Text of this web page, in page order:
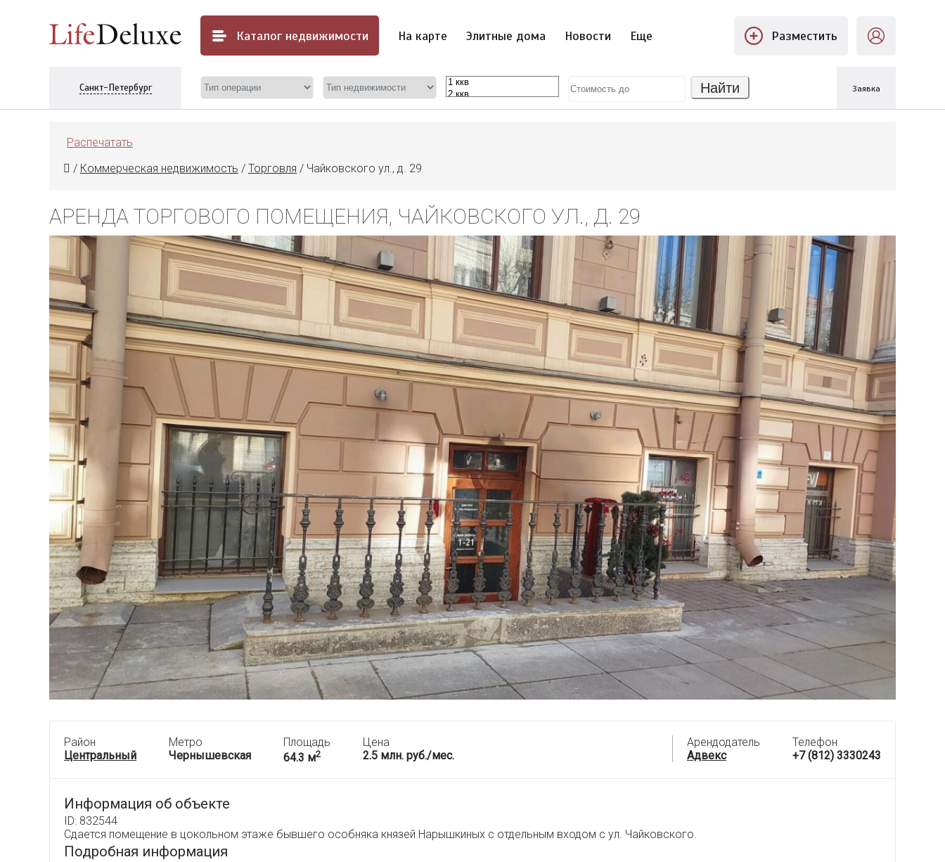
Каталог недвижимости На карте Элитные дома Новости Еще Разместить
Санкт-Петербург Найти Заявка
Распечатать
/ Коммерческая недвижимость / Торговля / Чайковского ул., д. 29
АРЕНДА ТОРГОВОГО ПОМЕЩЕНИЯ, ЧАЙКОВСКОГО УЛ., Д. 29
Арендодатель
Адвекс
Телефон
+7 (812) 3330243
Район
Центральный
Метро
Чернышевская
Площадь
64.3 м2
Цена
2.5 млн. руб./мес.
Информация об объекте
ID: 832544
Сдается помещение в цокольном этаже бывшего особняка князей Нарышкиных с отдельным входом с ул. Чайковского.
Подробная информация